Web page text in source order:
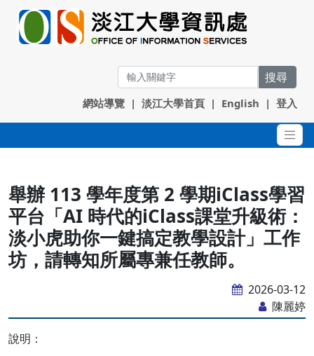
搜尋
網站導覽 | 淡江大學首頁 | English | 登入
舉辦 113 學年度第 2 學期iClass學習
平台「AI 時代的iClass課堂升級術：
淡小虎助你一鍵搞定教學設計」工作
坊，請轉知所屬專兼任教師。
2026-03-12
陳麗婷
說明：